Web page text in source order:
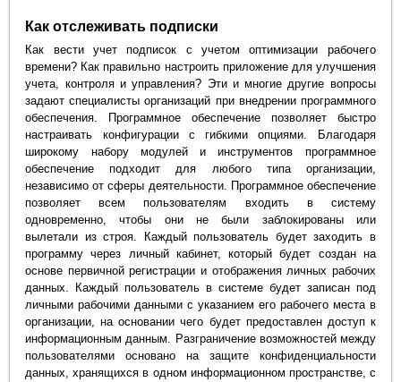
Как отслеживать подписки
Как вести учет подписок с учетом оптимизации рабочего
времени? Как правильно настроить приложение для улучшения
учета, контроля и управления? Эти и многие другие вопросы
задают специалисты организаций при внедрении программного
обеспечения. Программное обеспечение позволяет быстро
настраивать конфигурации с гибкими опциями. Благодаря
широкому набору модулей и инструментов программное
обеспечение подходит для любого типа организации,
независимо от сферы деятельности. Программное обеспечение
позволяет всем пользователям входить в систему
одновременно, чтобы они не были заблокированы или
вылетали из строя. Каждый пользователь будет заходить в
программу через личный кабинет, который будет создан на
основе первичной регистрации и отображения личных рабочих
данных. Каждый пользователь в системе будет записан под
личными рабочими данными с указанием его рабочего места в
организации, на основании чего будет предоставлен доступ к
информационным данным. Разграничение возможностей между
пользователями основано на защите конфиденциальности
данных, хранящихся в одном информационном пространстве, с